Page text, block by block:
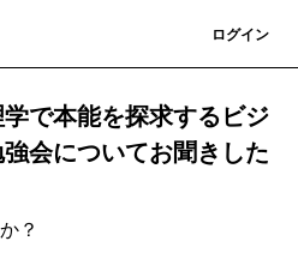
ログイン
学で本能を探求するビジ
会についてお聞きした
？